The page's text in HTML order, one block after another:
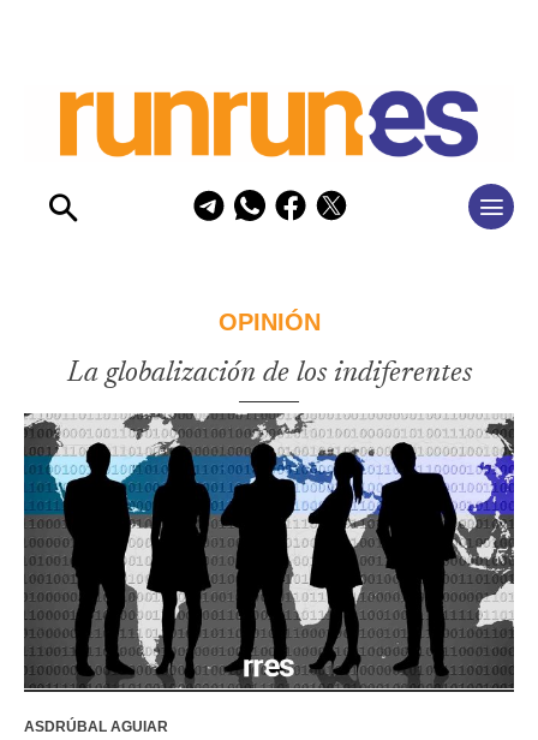
OPINIÓN
La globalización de los indiferentes
ASDRÚBAL AGUIAR